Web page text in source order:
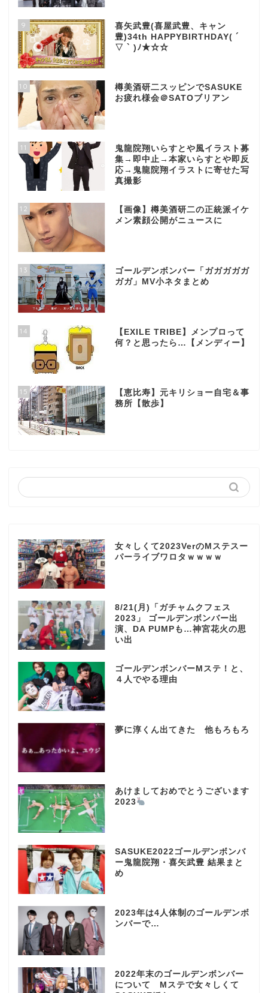
9
喜矢武豊(喜屋武豊、キャン
豊)34th HAPPYBIRTHDAY( ´
▽ ` )ﾉ★☆☆
10
樽美酒研二スッピンでSASUKE
お疲れ様会＠SATOブリアン
11
鬼龍院翔いらすとや風イラスト募
集→即中止→本家いらすとや即反
応→鬼龍院翔イラストに寄せた写
真撮影
12
【画像】樽美酒研二の正統派イケ
メン素顔公開がニュースに
13
ゴールデンボンバー「ガガガガガ
ガガ」MV小ネタまとめ
14
【EXILE TRIBE】メンプロって
何？と思ったら…【メンディー】
15
【恵比寿】元キリショー自宅＆事
務所【散歩】
女々しくて2023VerのMステスー
パーライブワロタｗｗｗｗ
8/21(月)「ガチャムクフェス
2023」 ゴールデンボンバー出
演、DA PUMPも…神宮花火の思
い出
ゴールデンボンバーMステ！と、
４人でやる理由
夢に淳くん出てきた 他もろもろ
あけましておめでとうございます
2023
SASUKE2022ゴールデンボンバ
ー鬼龍院翔・喜矢武豊 結果まと
め
2023年は4人体制のゴールデンボ
ンバーで…
2022年末のゴールデンボンバー
について Mステで女々しくて